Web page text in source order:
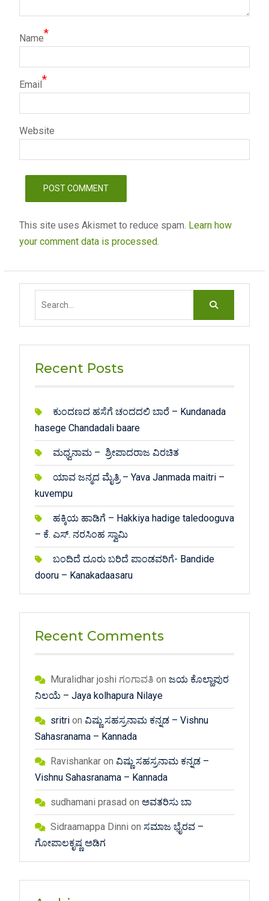
Name*
Email*
Website
This site uses Akismet to reduce spam. Learn how
your comment data is processed.
Recent Posts
ಕುಂದಣದ ಹಸೆಗೆ ಚಂದದಲಿ ಬಾರೆ – Kundanada
hasege Chandadali baare
ಮಧ್ವನಾಮ – ಶ್ರೀಪಾದರಾಜ ವಿರಚಿತ
ಯಾವ ಜನ್ಮದ ಮೈತ್ರಿ – Yava Janmada maitri –
kuvempu
ಹಕ್ಕಿಯ ಹಾಡಿಗೆ – Hakkiya hadige taledooguva
– ಕೆ. ಎಸ್. ನರಸಿಂಹ ಸ್ವಾಮಿ
ಬಂದಿದೆ ದೂರು ಬರಿದೆ ಪಾಂಡವರಿಗೆ- Bandide
dooru – Kanakadaasaru
Recent Comments
Muralidhar joshi ಗಂಗಾವತಿ on ಜಯ ಕೊಲ್ಹಾಪುರ
ನಿಲಯೆ – Jaya kolhapura Nilaye
sritrion ವಿಷ್ಣು ಸಹಸ್ರನಾಮ ಕನ್ನಡ – Vishnu
Sahasranama – Kannada
Ravishankaron ವಿಷ್ಣು ಸಹಸ್ರನಾಮ ಕನ್ನಡ –
Vishnu Sahasranama – Kannada
sudhamani prasad on ಅವತರಿಸು ಬಾ
Sidraamappa Dinni on ಸಮಾಜ ಭೈರವ –
ಗೋಪಾಲಕೃಷ್ಣ ಅಡಿಗ